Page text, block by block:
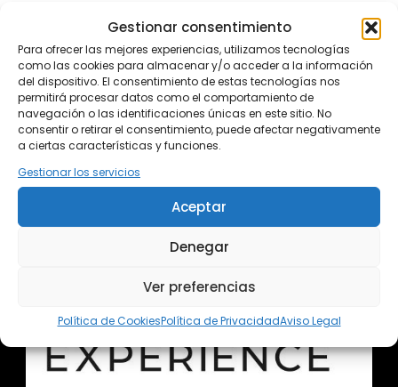
Gestionar consentimiento
Para ofrecer las mejores experiencias, utilizamos tecnologías
como las cookies para almacenar y/o acceder a la información
del dispositivo. El consentimiento de estas tecnologías nos
permitirá procesar datos como el comportamiento de
navegación o las identificaciones únicas en este sitio. No
consentir o retirar el consentimiento, puede afectar negativamente
a ciertas características y funciones.
Gestionar los servicios
Aceptar
Denegar
Ver preferencias
Política de CookiesPolítica de PrivacidadAviso Legal